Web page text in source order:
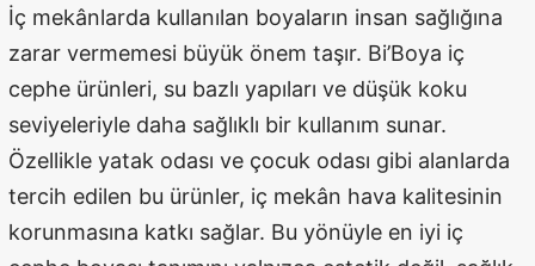
İç mekânlarda kullanılan boyaların insan sağlığına
zarar vermemesi büyük önem taşır. Bi’Boya iç
cephe ürünleri, su bazlı yapıları ve düşük koku
seviyeleriyle daha sağlıklı bir kullanım sunar.
Özellikle yatak odası ve çocuk odası gibi alanlarda
tercih edilen bu ürünler, iç mekân hava kalitesinin
korunmasına katkı sağlar. Bu yönüyle en iyi iç